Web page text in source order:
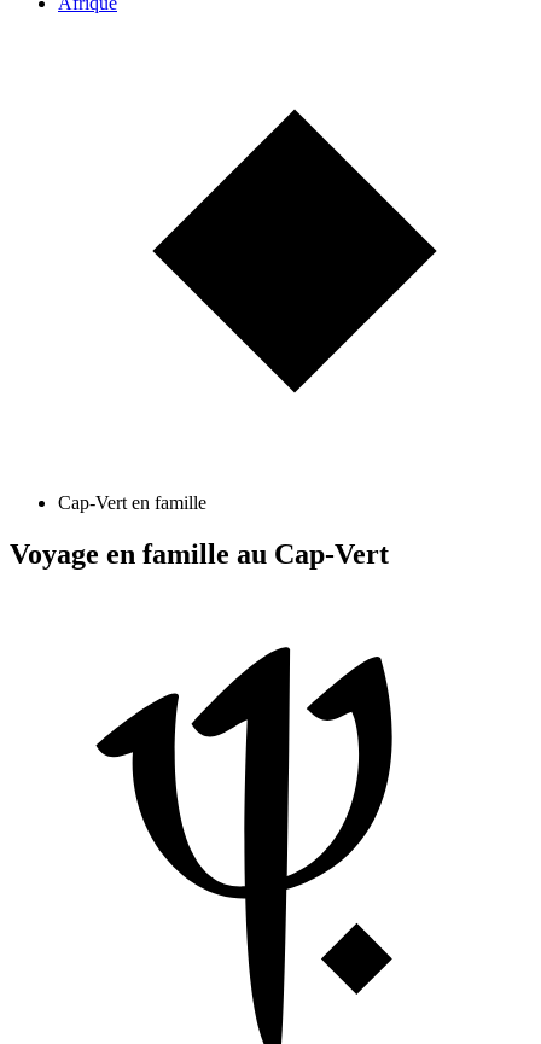
Cap-Vert en famille
Voyage en famille au Cap-Vert